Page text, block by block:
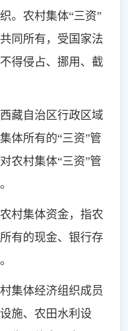
。农村集体“三资”
同所有，受国家法
得侵占、挪用、截
藏自治区行政区域
体所有的“三资”管
农村集体“三资”管
村集体资金，指农
有的现金、银行存
集体经济组织成员
施、农田水利设